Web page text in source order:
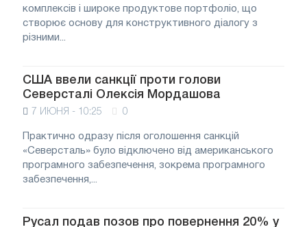
комплексів і широке продуктове портфоліо, що
створює основу для конструктивного діалогу з
різними...
США ввели санкції проти голови
Северсталі Олексія Мордашова
7 ИЮНЯ - 10:25 0
Практично одразу після оголошення санкцій
«Северсталь» було відключено від американського
програмного забезпечення, зокрема програмного
забезпечення,...
Русал подав позов про повернення 20% у